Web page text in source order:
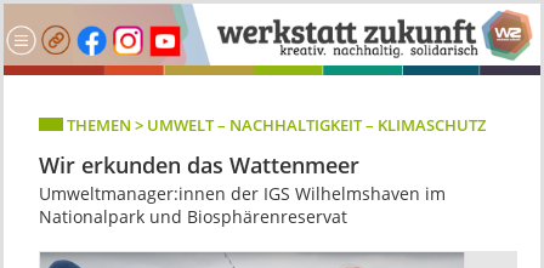
THEMEN > UMWELT – NACHHALTIGKEIT – KLIMASCHUTZ
Wir erkunden das Wattenmeer
Umweltmanager:innen der IGS Wilhelmshaven im
Nationalpark und Biosphärenreservat